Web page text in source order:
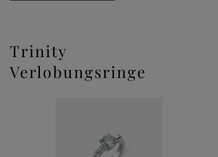
Trinity
Verlobungsringe